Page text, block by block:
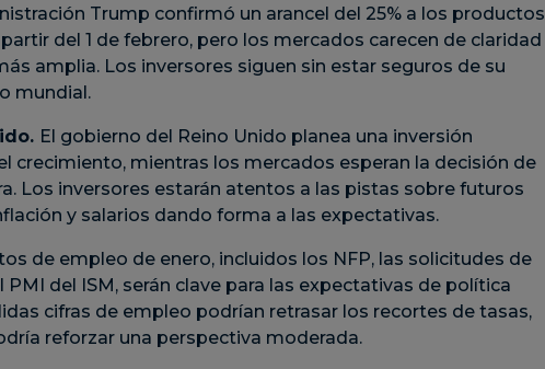
Trump confirmó un arancel del 25% a los productos
del 1 de febrero, pero los mercados carecen de claridad
amplia. Los inversores siguen sin estar seguros de su
mundial.
El gobierno del Reino Unido planea una inversión
crecimiento, mientras los mercados esperan la decisión de
Los inversores estarán atentos a las pistas sobre futuros
y salarios dando forma a las expectativas.
de empleo de enero, incluidos los NFP, las solicitudes de
del ISM, serán clave para las expectativas de política
cifras de empleo podrían retrasar los recortes de tasas,
reforzar una perspectiva moderada.